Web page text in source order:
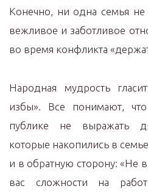
Конечно, ни одна семья не
вежливое и заботливое
во время конфликта
Народная мудрость
избы». Все понимают,
публике не выражать
которые накопились в
и в обратную сторону: ️«Не
вас сложности на